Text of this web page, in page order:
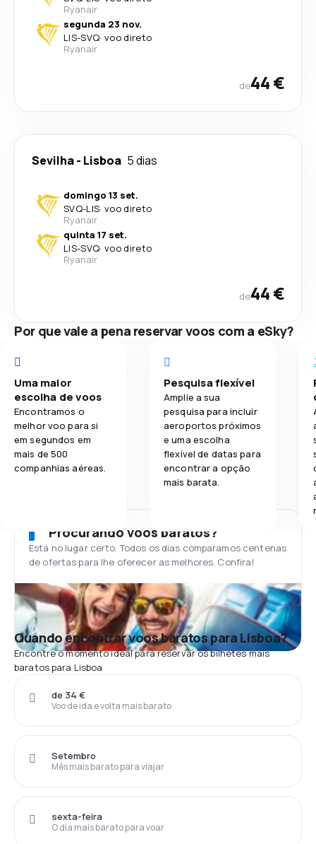
Ryanair
segunda 23 nov.
LIS-SVQ· voo direto
Ryanair
de44 €
Sevilha- Lisboa 5 dias
domingo 13 set.
SVQ-LIS· voo direto
Ryanair
quinta 17 set.
LIS-SVQ· voo direto
Ryanair
de44 €
Por que vale a pena reservar voos com a eSky?
Uma maior
escolha de voos
Encontramos o
melhor voo para si
em segundos em
mais de 500
companhias aéreas.
Pesquisa flexível
Amplie a sua
pesquisa para incluir
aeroportos próximos
e uma escolha
flexível de datas para
encontrar a opção
mais barata.
Procurando voos baratos?
Está no lugar certo. Todos os dias comparamos centenas
de ofertas para lhe oferecer as melhores. Confira!
Quando encontrar voos baratos para Lisboa?
Encontre o momento ideal para reservar os bilhetes mais
baratos para Lisboa
Voo de ida e volta mais barato
de 34 €
Mês mais barato para viajar
Setembro
O dia mais barato para voar
sexta-feira